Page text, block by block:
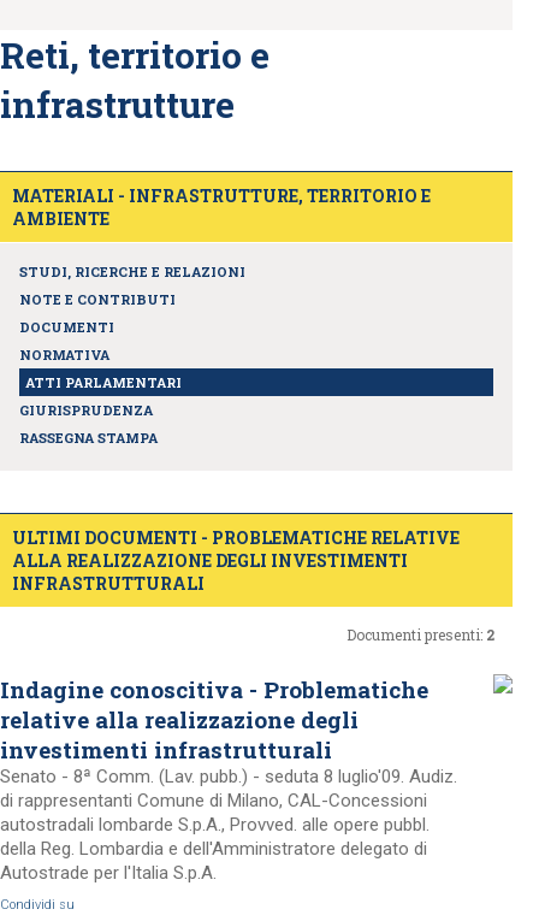
Reti, territorio e
infrastrutture
MATERIALI - INFRASTRUTTURE, TERRITORIO E
AMBIENTE
STUDI, RICERCHE E RELAZIONI
NOTE E CONTRIBUTI
DOCUMENTI
NORMATIVA
ATTI PARLAMENTARI
GIURISPRUDENZA
RASSEGNA STAMPA
ULTIMI DOCUMENTI - PROBLEMATICHE RELATIVE
ALLA REALIZZAZIONE DEGLI INVESTIMENTI
INFRASTRUTTURALI
Documenti presenti: 2
Indagine conoscitiva - Problematiche
relative alla realizzazione degli
investimenti infrastrutturali
Senato - 8ª Comm. (Lav. pubb.) - seduta 8 luglio'09. Audiz.
di rappresentanti Comune di Milano, CAL-Concessioni
autostradali lombarde S.p.A., Provved. alle opere pubbl.
della Reg. Lombardia e dell'Amministratore delegato di
Autostrade per l'Italia S.p.A.
Condividi su